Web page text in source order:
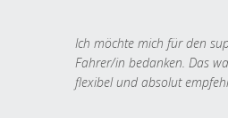
Ich möchte mich für den
Fahrer/in bedanken. Das
flexibel und absolut